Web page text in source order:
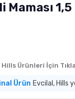
Maması 1,5
Hills Ürünleri İçin
Ürün Evcilal, Hills